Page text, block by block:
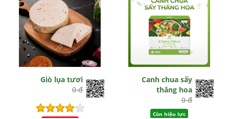
Giò lụa tươi
0 đ
Canh chua sấy
thăng hoa
0 đ
Còn hiệu lực